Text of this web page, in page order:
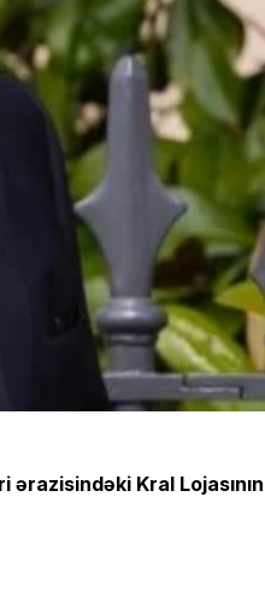
Kral Lojasının